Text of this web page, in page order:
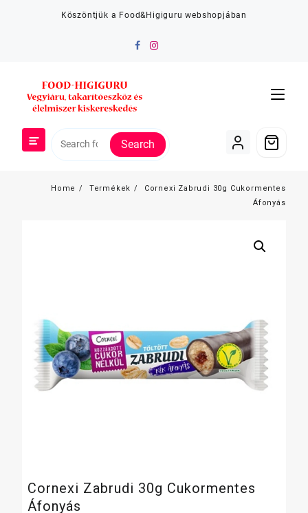
Köszöntjük a Food&Higiguru webshopjában
Search
Home Termékek
Cornexi Zabrudi 30g Cukormentes
Áfonyás
Cornexi Zabrudi 30g Cukormentes
Áfonyás